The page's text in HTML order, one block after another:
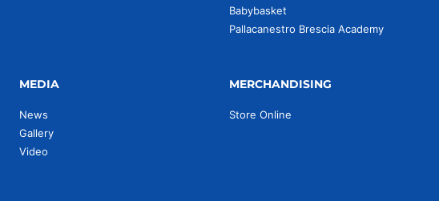
Babybasket
Pallacanestro Brescia Academy
MEDIA
News
Gallery
Video
MERCHANDISING
Store Online